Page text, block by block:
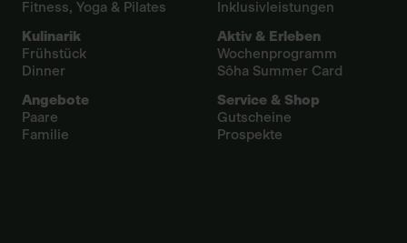
Fitness, Yoga & Pilates
Inklusivleistungen
Kulinarik
Frühstück
Dinner
Aktiv & Erleben
Wochenprogramm
Sôha Summer Card
Angebote
Paare
Familie
Service & Shop
Gutscheine
Prospekte